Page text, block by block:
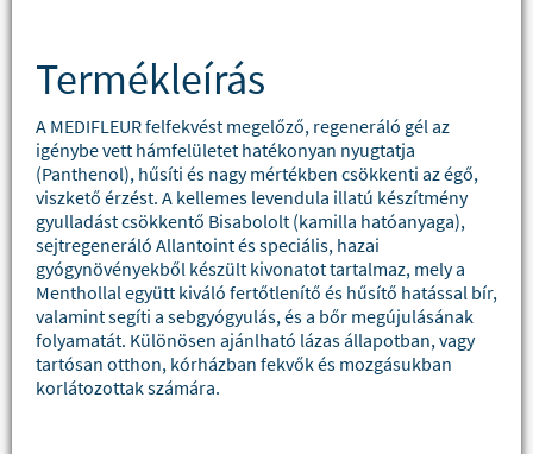
Termékleírás
A MEDIFLEUR felfekvést megelőző, regeneráló gél az
igénybe vett hámfelületet hatékonyan nyugtatja
(Panthenol), hűsíti és nagy mértékben csökkenti az égő,
viszkető érzést. A kellemes levendula illatú készítmény
gyulladást csökkentő Bisabololt (kamilla hatóanyaga),
sejtregeneráló Allantoint és speciális, hazai
gyógynövényekből készült kivonatot tartalmaz, mely a
Menthollal együtt kiváló fertőtlenítő és hűsítő hatással bír,
valamint segíti a sebgyógyulás, és a bőr megújulásának
folyamatát. Különösen ajánlható lázas állapotban, vagy
tartósan otthon, kórházban fekvők és mozgásukban
korlátozottak számára.